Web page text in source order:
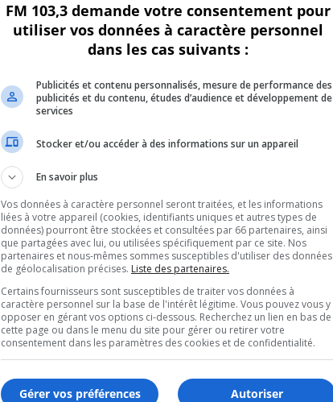
FM 103,3 demande votre consentement pour
utiliser vos données à caractère personnel
dans les cas suivants :
Publicités et contenu personnalisés, mesure de performance des
publicités et du contenu, études d’audience et développement de
services
Stocker et/ou accéder à des informations sur un appareil
En savoir plus
Vos données à caractère personnel seront traitées, et les informations
liées à votre appareil (cookies, identifiants uniques et autres types de
données) pourront être stockées et consultées par 66 partenaires, ainsi
que partagées avec lui, ou utilisées spécifiquement par ce site. Nos
partenaires et nous-mêmes sommes susceptibles d'utiliser des données
de géolocalisation précises. Liste des partenaires.
Certains fournisseurs sont susceptibles de traiter vos données à
caractère personnel sur la base de l'intérêt légitime. Vous pouvez vous y
opposer en gérant vos options ci-dessous. Recherchez un lien en bas de
cette page ou dans le menu du site pour gérer ou retirer votre
consentement dans les paramètres des cookies et de confidentialité.
Autoriser
Gérer vos préférences